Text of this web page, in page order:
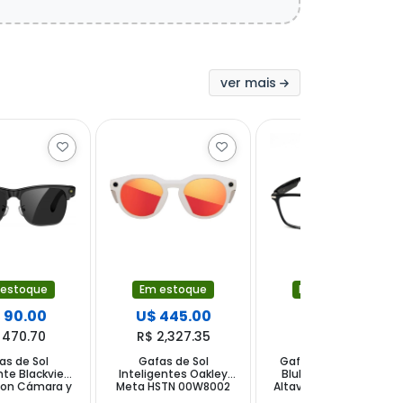
ver mais
90.00
470.70
de Sol
Blackview
Cámara y
Em estoque
U$ 445.00
R$ 2,327.35
Gafas de Sol
Inteligentes Oakley
Meta HSTN 00W8002
Em estoque
Gafas Inteligentes
Blulory M01 Pro con
Altavoz y Micrófono -